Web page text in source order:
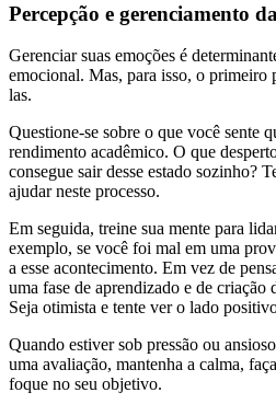
Percepção e gerenciamento
Gerenciar suas emoções é
emocional. Mas, para isso, o primeiro
las.
Questione-se sobre o que você sente
rendimento acadêmico. O que
consegue sair desse estado sozinho?
ajudar neste processo.
Em seguida, treine sua mente para
exemplo, se você foi mal em uma
a esse acontecimento. Em vez de
uma fase de aprendizado e de criação
Seja otimista e tente ver o lado
Quando estiver sob pressão ou
uma avaliação, mantenha a calma,
foque no seu objetivo.